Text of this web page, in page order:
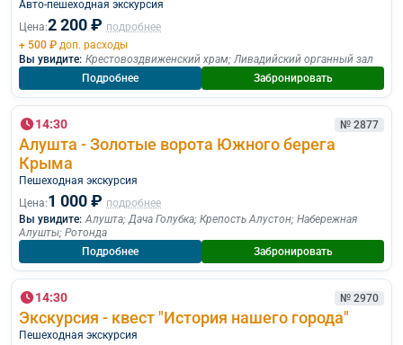
Авто-пешеходная экскурсия
Цена:2 200 ₽ подробнее
+ 500 ₽ доп. расходы
Вы увидите: Крестовоздвиженский храм;Ливадийский органный зал
Подробнее
Забронировать
14:30 № 2877
Алушта - Золотые ворота Южного берега
Крыма
Пешеходная экскурcия
Цена:1 000 ₽ подробнее
Вы увидите: Алушта;Дача Голубка; Крепость Алустон; Набережная
Алушты; Ротонда
Подробнее
Забронировать
14:30 № 2970
Экскурсия - квест "История нашего города"
Пешеходная экскурcия